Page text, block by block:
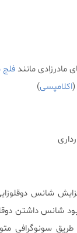
مادرزادی مانند
(اکلامپسی)
شانس
شانس داشتن
طریق سونوگرافی